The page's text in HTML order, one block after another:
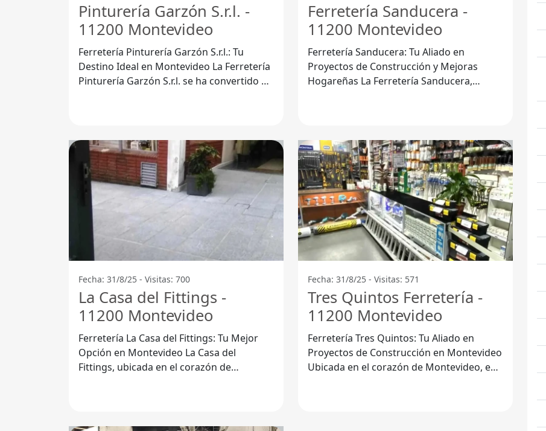
Pinturería Garzón S.r.l. -
11200 Montevideo
Ferretería Pinturería Garzón S.r.l.: Tu
Destino Ideal en Montevideo La Ferretería
Pinturería Garzón S.r.l. se ha convertido en
Ferretería Sanducera -
11200 Montevideo
Ferretería Sanducera: Tu Aliado en
Proyectos de Construcción y Mejoras
Hogareñas La Ferretería Sanducera,
Fecha: 31/8/25 - Visitas: 700
La Casa del Fittings -
11200 Montevideo
Ferretería La Casa del Fittings: Tu Mejor
Opción en Montevideo La Casa del
Fittings, ubicada en el corazón de
Fecha: 31/8/25 - Visitas: 571
Tres Quintos Ferretería -
11200 Montevideo
Ferretería Tres Quintos: Tu Aliado en
Proyectos de Construcción en Montevideo
Ubicada en el corazón de Montevideo, en